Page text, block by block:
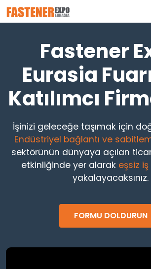
Fastener
Eurasia
Katılımcı
İşinizi geleceğe taşımak için
Endüstriyel bağlantı ve
sektörünün dünyaya açılan
etkinliğinde yer alarak eşsiz iş
yakalayacaksınız.
FORMU DOLDURUN